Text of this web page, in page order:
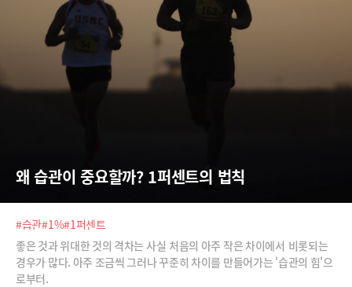
왜 습관이 중요할까? 1퍼센트의 법칙
#습관#1%#1퍼센트
좋은 것과 위대한 것의 격차는 사실 처음의 아주 작은 차이에서 비롯되는
경우가 많다. 아주 조금씩 그러나 꾸준히 차이를 만들어가는 '습관의 힘'으
로부터.